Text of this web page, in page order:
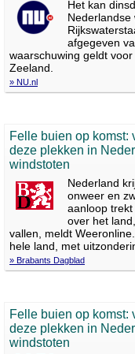
Het kan
Nederlandse
afgegeven
waarschuwing geldt
Zeeland.
» NU.nl
Felle buien op komst:
deze plekken in
windstoten
Nederland
onweer en
aanloop
over het
vallen, meldt
hele land, met
» Brabants Dagblad
Felle buien op komst:
deze plekken in
windstoten